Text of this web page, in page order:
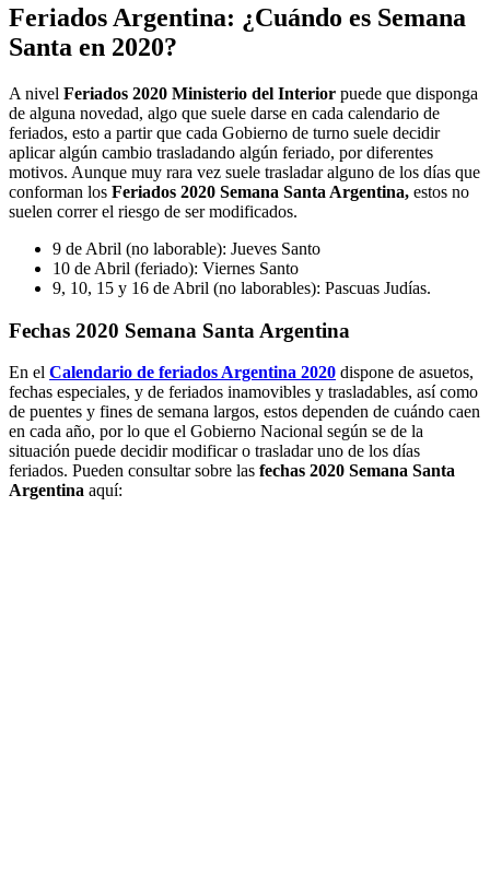
Feriados Argentina: ¿Cuándo es Semana
Santa en 2020?
A nivel Feriados 2020 Ministerio del Interior puede que disponga
de alguna novedad, algo que suele darse en cada calendario de
feriados, esto a partir que cada Gobierno de turno suele decidir
aplicar algún cambio trasladando algún feriado, por diferentes
motivos. Aunque muy rara vez suele trasladar alguno de los días que
conforman los Feriados 2020 Semana Santa Argentina, estos no
suelen correr el riesgo de ser modificados.
9 de Abril (no laborable): Jueves Santo
10 de Abril (feriado): Viernes Santo
9, 10, 15 y 16 de Abril (no laborables): Pascuas Judías.
Fechas 2020 Semana Santa Argentina
En el Calendario de feriados Argentina 2020 dispone de asuetos,
fechas especiales, y de feriados inamovibles y trasladables, así como
de puentes y fines de semana largos, estos dependen de cuándo caen
en cada año, por lo que el Gobierno Nacional según se de la
situación puede decidir modificar o trasladar uno de los días
feriados. Pueden consultar sobre las fechas 2020 Semana Santa
Argentina aquí: